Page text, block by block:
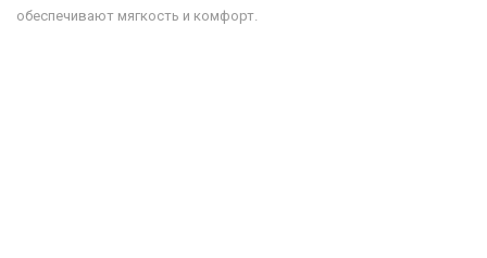
обеспечивают мягкость и комфорт.